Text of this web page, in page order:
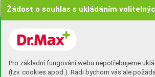
Žádost o souhlas s ukládáním
Pro základní fungování webu nepotřebujeme
(tzv. cookies apod.). Rádi bychom vás ale